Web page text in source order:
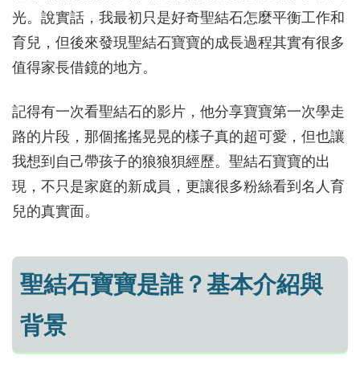
光。說實話，我最初只是好奇聖結石怎麼平衡工作和
育兒，但後來發現聖結石寶寶的成長過程其實有很多
值得家長借鏡的地方。
記得有一次看聖結石的影片，他分享寶寶第一次學走
路的片段，那個搖搖晃晃的樣子真的超可愛，但也讓
我想到自己帶孩子的狼狼狽經歷。聖結石寶寶的出
現，不只是家庭的新成員，更讓很多粉絲看到名人育
兒的真實面。
聖結石寶寶是誰？基本介紹與
背景